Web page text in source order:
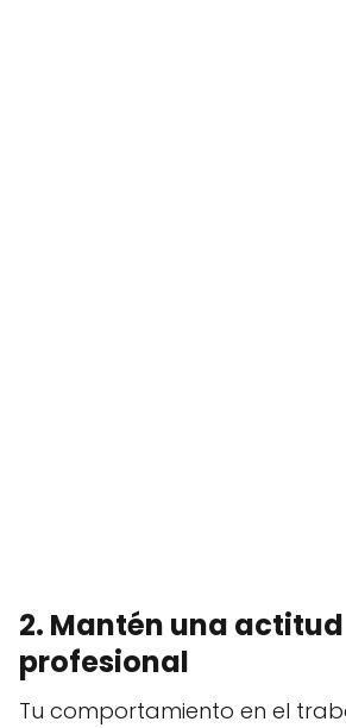
2. Mantén una actitud
profesional
Tu comportamiento en el